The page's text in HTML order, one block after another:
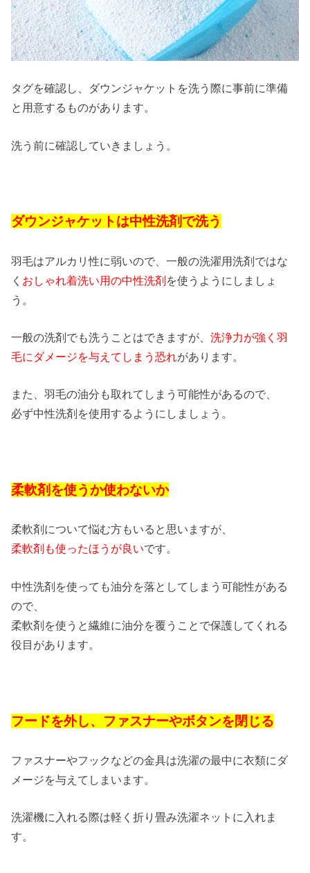
タグを確認し、ダウンジャケットを洗う際に事前に準備
と用意するものがあります。
洗う前に確認していきましょう。
ダウンジャケットは中性洗剤で洗う
羽毛はアルカリ性に弱いので、一般の洗濯用洗剤ではな
く おしゃれ着洗い用の中性洗剤を使うようにしましょ
う。
一般の洗剤でも洗うことはできますが、洗浄力が強く羽
毛にダメージを与えてしまう恐れがあります。
また、羽毛の油分も取れてしまう可能性があるので、
必ず中性洗剤を使用するようにしましょう。
柔軟剤を使うか使わないか
柔軟剤について悩む方もいると思いますが、
柔軟剤も使ったほうが良いです。
中性洗剤を使っても油分を落としてしまう可能性がある
ので、
柔軟剤を使うと繊維に油分を覆うことで保護してくれる
役目があります。
フードを外し、ファスナーやボタンを閉じる
ファスナーやフックなどの金具は洗濯の最中に衣類にダ
メージを与えてしまいます。
洗濯機に入れる際は軽く折り畳み洗濯ネットに入れま
す。